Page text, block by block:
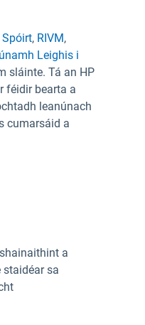
Spóirt, RIVM,
Leighis i
sláinte. Tá an HP
féidir bearta a
leanúnach
cumarsáid a
a
sa